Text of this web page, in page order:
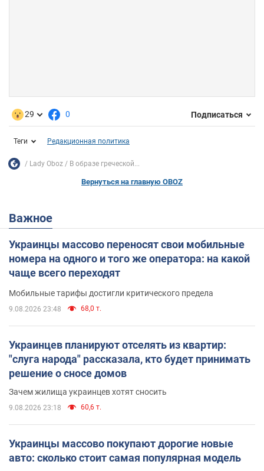
29 0 Подписаться
Теги Редакционная политика
Lady Oboz В образе греческой...
Вернуться на главную OBOZ
Важное
Украинцы массово переносят свои мобильные
номера на одного и того же оператора: на какой
чаще всего переходят
Мобильные тарифы достигли критического предела
9.08.2026 23:48 68,0 т.
Украинцев планируют отселять из квартир:
"слуга народа" рассказала, кто будет принимать
решение о сносе домов
Зачем жилища украинцев хотят сносить
9.08.2026 23:18 60,6 т.
Украинцы массово покупают дорогие новые
авто: сколько стоит самая популярная модель